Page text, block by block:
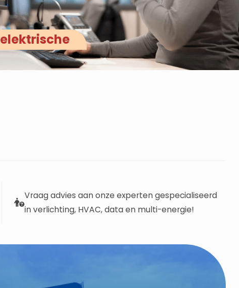
Vraag advies aan onze experten gespecialiseerd
in verlichting, HVAC, data en multi-energie!